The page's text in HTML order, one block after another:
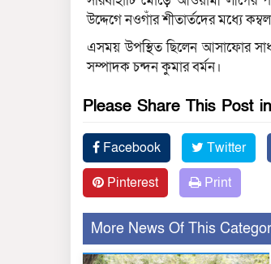
উদ্দেগে নওগাঁর শীতার্তদের মধ্যে
এসময় উপস্থিত ছিলেন আসাফোর
সম্পাদক চন্দন কুমার বর্মন।
Please Share This Post
Facebook Twitter
Pinterest
Print
More News Of This